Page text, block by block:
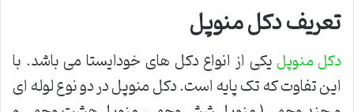
تعریف دکل منوپل
دکل منوپلیکی از انواع دکل های خودایستا می باشد. با
این تفاوت که تک پایه است. دکل منوپل در دو نوع لوله ای